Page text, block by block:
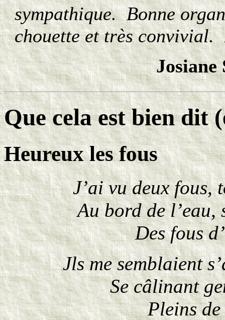
sympathique. Bonne
chouette et très convivial.
Josiane
Que cela est bien dit
Heureux les fous
J’ai vu deux fous,
Au bord de l’eau,
Des fous
Jls me semblaient
Se câlinant
Pleins